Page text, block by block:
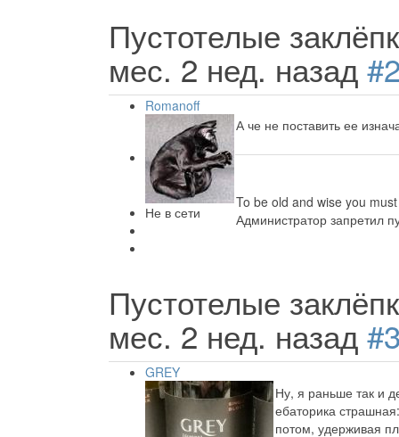
Пустотелые
мес. 2 нед. назад
Romanoff
Не в сети
А че не поставить ее
To be old and wise you
Администратор запретил
Пустотелые
мес. 2 нед. назад
GREY
Ну, я раньше так и
ебаторика
потом, удерживая